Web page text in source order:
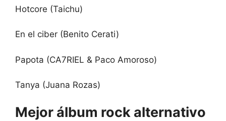
Hotcore (Taichu)
En el ciber (Benito Cerati)
Papota (CA7RIEL & Paco Amoroso)
Tanya (Juana Rozas)
Mejor álbum rock alternativo